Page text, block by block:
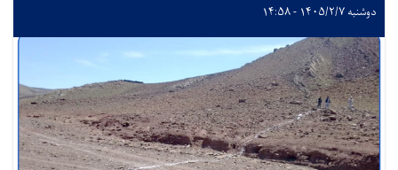
دوشنبه ۱۴۰۵/۲/۷ - ۱۴:۵۸